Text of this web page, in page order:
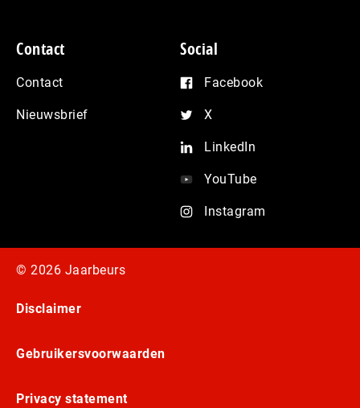
Contact
Contact
Nieuwsbrief
Social
Facebook
X
LinkedIn
YouTube
Instagram
© 2026 Jaarbeurs
Disclaimer
Gebruikersvoorwaarden
Privacy statement